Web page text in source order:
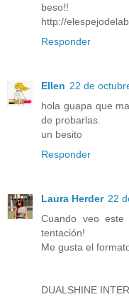
beso!!
http://
Responder
Ellen 22 de
hola guapa que
de probarlas.
un besito
Responder
Laura Herder 22
Cuando veo
tentación!
Me gusta el
DUALSHINE